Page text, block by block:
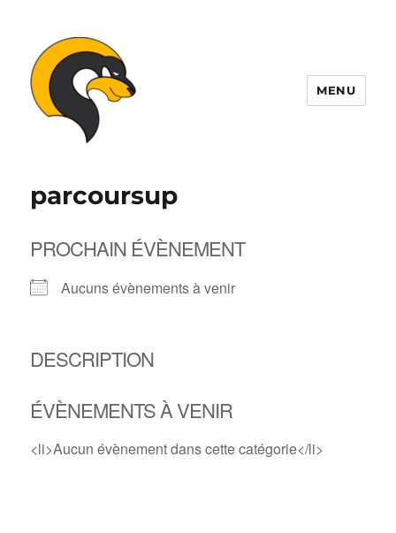
MENU
parcoursup
PROCHAIN ÉVÈNEMENT
Aucuns évènements à venir
DESCRIPTION
ÉVÈNEMENTS À VENIR
<li>Aucun évènement dans cette catégorie</li>